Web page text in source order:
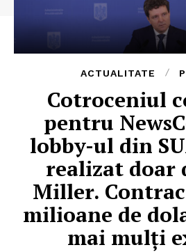
ACTUALITATE
Cotroceniul
pentru
lobby-ul din
realizat doar
Miller.
milioane de
mai mulți